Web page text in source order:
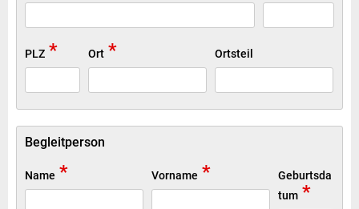
PLZ * Ort * Ortsteil
Begleitperson
Name * Vorname *
Geburtsda
tum *